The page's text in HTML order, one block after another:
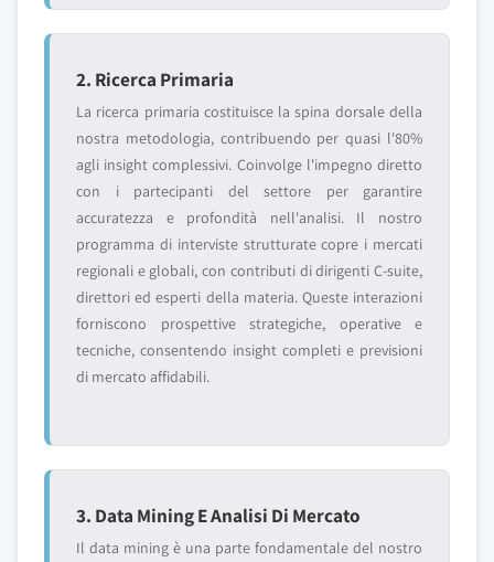
2. Ricerca Primaria
La ricerca primaria costituisce la spina dorsale della
nostra metodologia, contribuendo per quasi l'80%
agli insight complessivi. Coinvolge l'impegno diretto
con i partecipanti del settore per garantire
accuratezza e profondità nell'analisi. Il nostro
programma di interviste strutturate copre i mercati
regionali e globali, con contributi di dirigenti C-suite,
direttori ed esperti della materia. Queste interazioni
forniscono prospettive strategiche, operative e
tecniche, consentendo insight completi e previsioni
di mercato affidabili.
3. Data Mining E Analisi Di Mercato
Il data mining è una parte fondamentale del nostro